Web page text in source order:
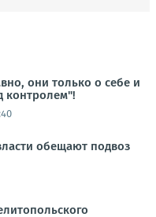
они только о себе и
контролем"!
обещают подвоз